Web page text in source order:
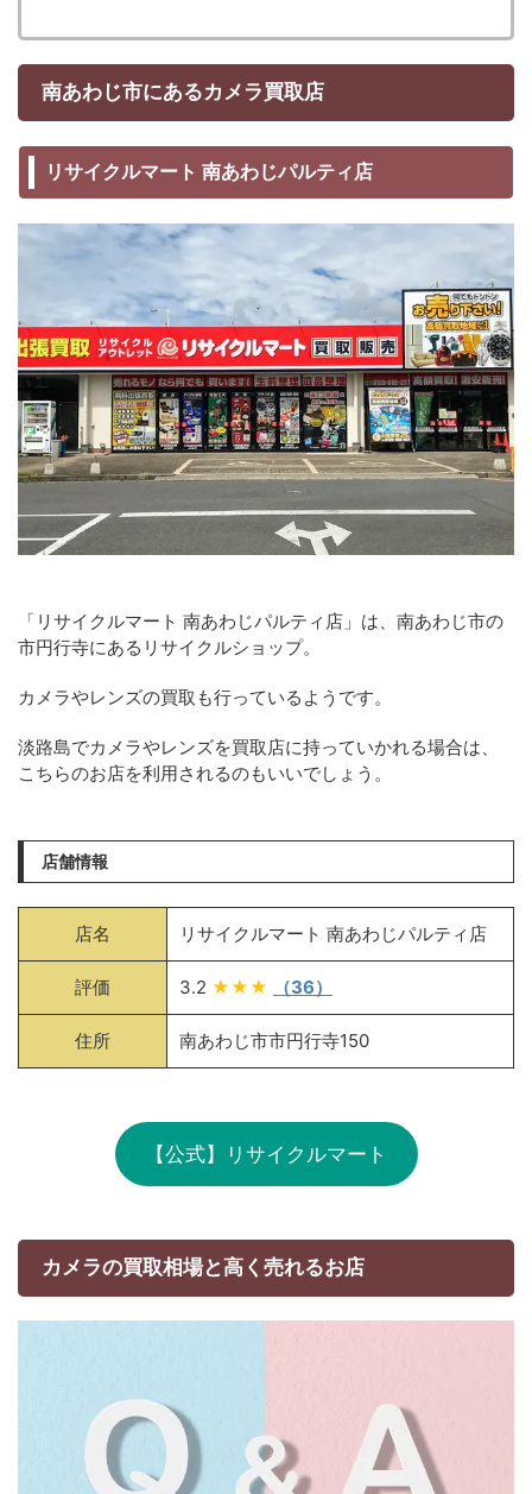
南あわじ市にあるカメラ買取店
リサイクルマート 南あわじパルティ店
「リサイクルマート 南あわじパルティ店」は、南あわじ市の
市円行寺にあるリサイクルショップ。
カメラやレンズの買取も行っているようです。
淡路島でカメラやレンズを買取店に持っていかれる場合は、
こちらのお店を利用されるのもいいでしょう。
店舗情報
店名 リサイクルマート 南あわじパルティ店
評価 3.2 ★★★ （36）
住所 南あわじ市市円行寺150
【公式】リサイクルマート
カメラの買取相場と高く売れるお店